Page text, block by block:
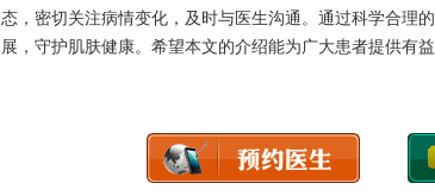
态，密切关注病情变化，及时与医生沟通。通过科学合理
展，守护肌肤健康。希望本文的介绍能为广大患者提供有益